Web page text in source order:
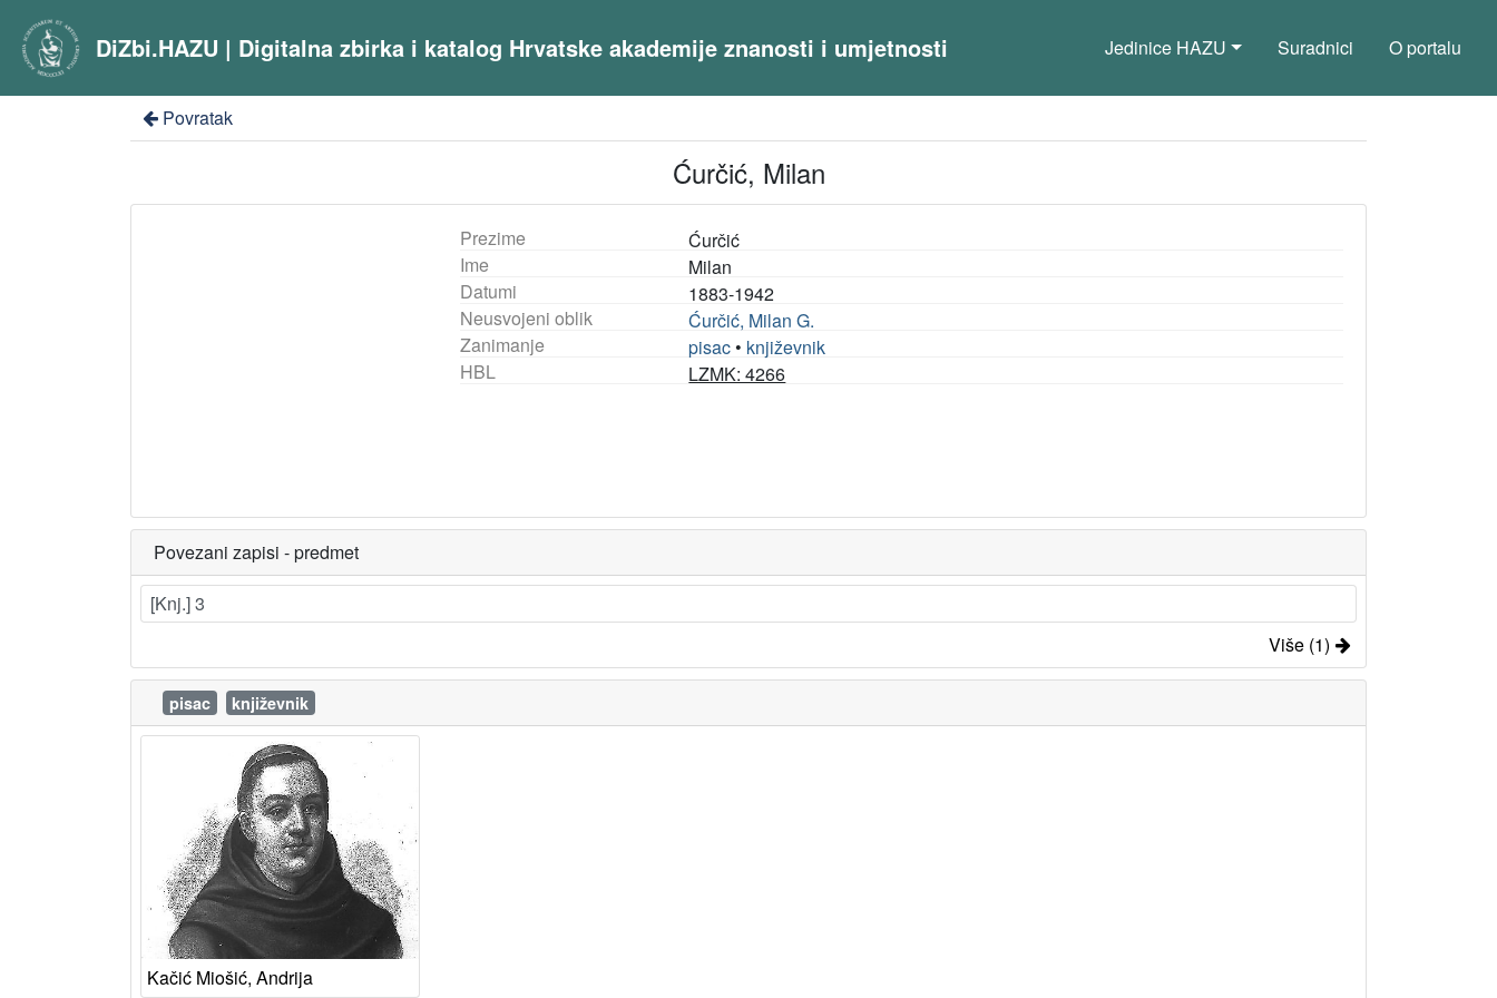
DiZbi.HAZU | Digitalna zbirka i katalog Hrvatske akademije znanosti i umjetnosti Jedinice HAZU Suradnici O portalu
Povratak
Ćurčić, Milan
Prezime
Ćurčić
Ime
Milan
Datumi
1883-1942
Neusvojeni oblik
Ćurčić, Milan G.
Zanimanje
pisac • književnik
HBL
LZMK: 4266
Povezani zapisi - predmet
[Knj.] 3
Više (1)
pisac književnik
Kačić Miošić, Andrija